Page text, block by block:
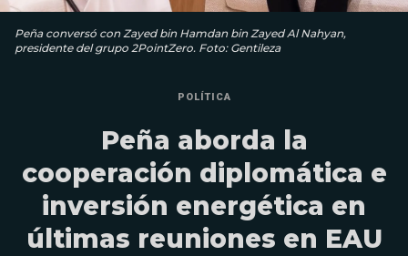
Peña conversó con Zayed bin Hamdan bin Zayed Al Nahyan,
presidente del grupo 2PointZero. Foto: Gentileza
POLÍTICA
Peña aborda la
cooperación diplomática e
inversión energética en
últimas reuniones en EAU